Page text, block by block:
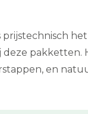
pakketten.
en